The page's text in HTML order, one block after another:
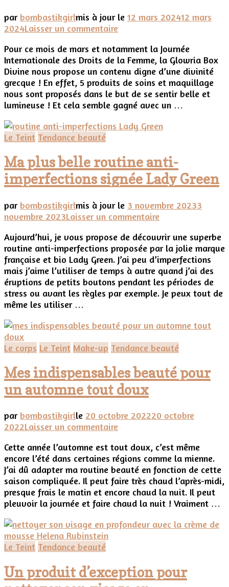
par bombastikgirlmis à jour le 12 mars 202412 mars
2024Laisser un commentairesur
suis
Divine
avec
la
Glowria
Box
2024
Pour ce mois de mars et notamment la Journée
Internationale des Droits de la Femme, la Glowria Box
Divine nous propose un contenu digne d’une divinité
grecque ! En effet, 5 produits de soins et maquillage
nous sont proposés dans le but de se sentir belle et
lumineuse ! Et cela semble gagné avec un …
Le Teint Tendance beauté
Ma plus belle routine anti-
imperfections signée Lady Green
par bombastikgirlmis à jour le 3 novembre 20233
novembre 2023Laisser un commentairesur
plus
belle
routine
anti-
imperfections
signée
Aujourd’hui, je vous propose de découvrir une superbe
routine anti-imperfections proposée par la jolie marque
française et bio Lady Green. J’ai peu d’imperfections
mais j’aime l’utiliser de temps à autre quand j’ai des
éruptions de petits boutons pendant les périodes de
stress ou avant les règles par exemple. Je peux tout de
même les utiliser …
Le corps Le Teint Make-up Tendance beauté
Mes indispensables beauté pour
un automne tout doux
par bombastikgirlle 20 octobre 202220 octobre
2022Laisser un commentairesur
indispensables
beauté
pour
un
automne
tout
Cette année l’automne est tout doux, c’est même
encore l’été dans certaines régions comme la mienne.
J’ai dû adapter ma routine beauté en fonction de cette
saison compliquée. Il peut faire très chaud l’après-midi,
presque frais le matin et encore chaud la nuit. Il peut
pleuvoir la journée et faire chaud la nuit ! Vraiment …
Le Teint Tendance beauté
Un produit d’exception pour